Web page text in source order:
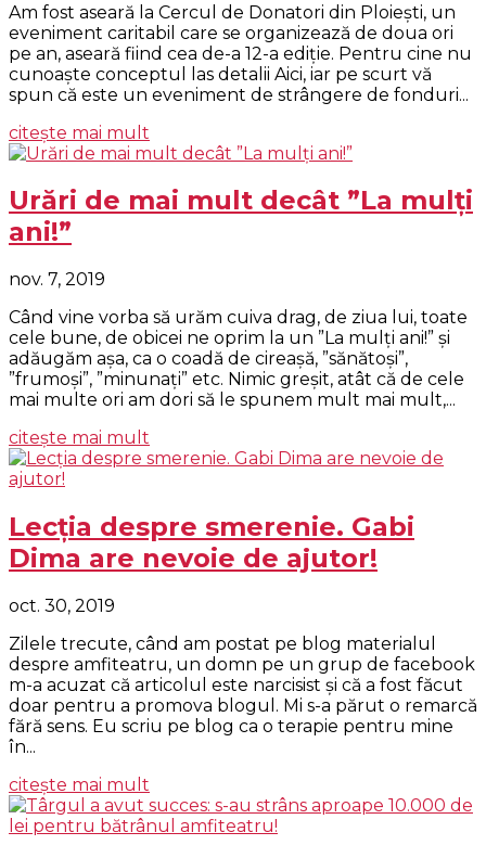
Am fost aseară la Cercul de Donatori din Ploiești, un
eveniment caritabil care se organizează de doua ori
pe an, aseară fiind cea de-a 12-a ediție. Pentru cine nu
cunoaște conceptul las detalii Aici, iar pe scurt vă
spun că este un eveniment de strângere de fonduri...
citește mai mult
Urări de mai mult decât ”La mulți
ani!”
nov. 7, 2019
Când vine vorba să urăm cuiva drag, de ziua lui, toate
cele bune, de obicei ne oprim la un ”La mulți ani!” și
adăugăm așa, ca o coadă de cireașă, ”sănătoși”,
”frumoși”, ”minunați” etc. Nimic greșit, atât că de cele
mai multe ori am dori să le spunem mult mai mult,...
citește mai mult
Lecția despre smerenie. Gabi
Dima are nevoie de ajutor!
oct. 30, 2019
Zilele trecute, când am postat pe blog materialul
despre amfiteatru, un domn pe un grup de facebook
m-a acuzat că articolul este narcisist și că a fost făcut
doar pentru a promova blogul. Mi s-a părut o remarcă
fără sens. Eu scriu pe blog ca o terapie pentru mine
în...
citește mai mult